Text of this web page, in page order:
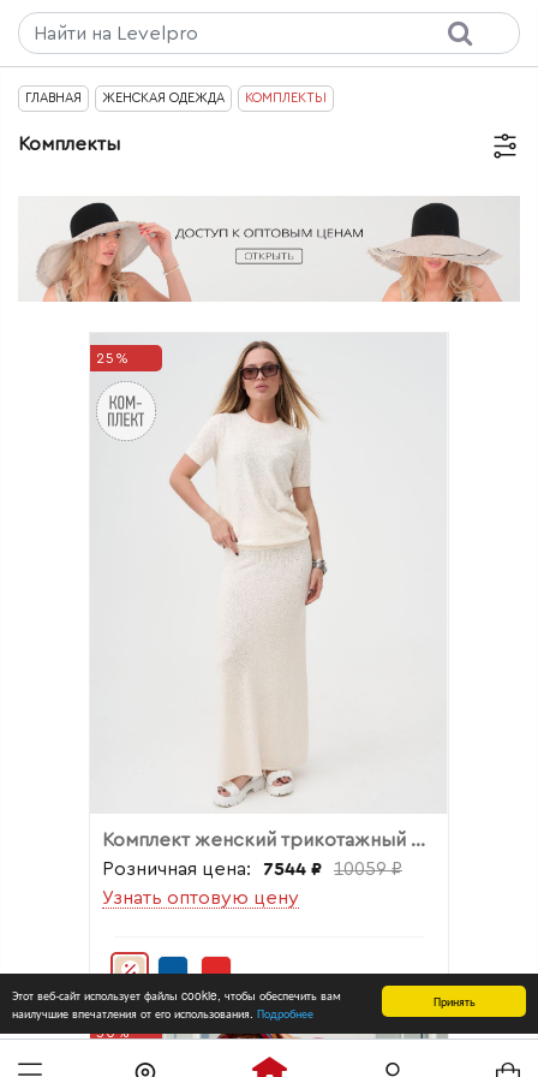
Принять
Этот веб-сайт использует файлы cookie, чтобы обеспечить вам
наилучшие впечатления от его использования. Подробнее
ГЛАВНАЯ ЖЕНСКАЯ ОДЕЖДА КОМПЛЕКТЫ
Комплекты
25%
Комплект женский трикотажный джемпер + юбка
Розничная цена:
7544 ₽
10059 ₽
Узнать оптовую цену
30%